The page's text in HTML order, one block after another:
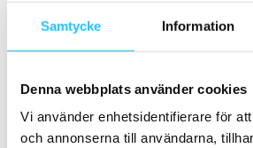
Samtycke Information
Denna webbplats använder cookies
Vi använder enhetsidentifierare för
och annonserna till användarna,
internationella marknader där vi ser